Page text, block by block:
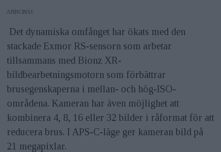
ANNONS
Det dynamiska omfånget har ökats med den
stackade Exmor RS-sensorn som arbetar
tillsammans med Bionz XR-
bildbearbetningsmotorn som förbättrar
brusegenskaperna i mellan- och hög-ISO-
områdena. Kameran har även möjlighet att
kombinera 4, 8, 16 eller 32 bilder i råformat för att
reducera brus. I APS-C-läge ger kameran bild på
21 megapixlar.